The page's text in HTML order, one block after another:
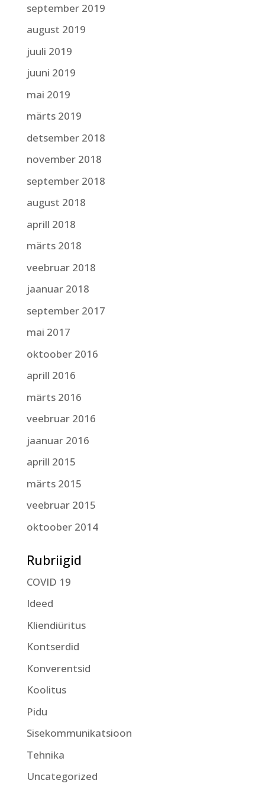
september 2019
august 2019
juuli 2019
juuni 2019
mai 2019
märts 2019
detsember 2018
november 2018
september 2018
august 2018
aprill 2018
märts 2018
veebruar 2018
jaanuar 2018
september 2017
mai 2017
oktoober 2016
aprill 2016
märts 2016
veebruar 2016
jaanuar 2016
aprill 2015
märts 2015
veebruar 2015
oktoober 2014
Rubriigid
COVID 19
Ideed
Kliendiüritus
Kontserdid
Konverentsid
Koolitus
Pidu
Sisekommunikatsioon
Tehnika
Uncategorized